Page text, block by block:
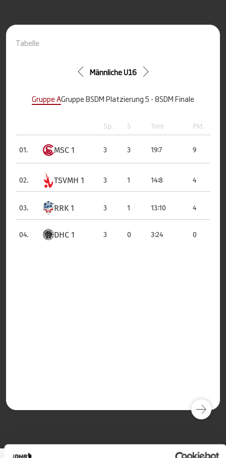
Tabelle
Männliche U16
Gruppe AGruppe BSDM Platzierung 5 - 8SDM Finale
Sp. S Tore Pkt.
01. MSC 1 3 3 19:7 9
02. TSVMH 1 3 1 14:8 4
03. RRK 1 3 1 13:10 4
04. DHC 1 3 0 3:24 0